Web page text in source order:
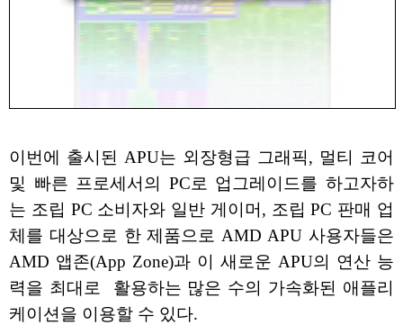
이번에 출시된 APU는 외장형급 그래픽, 멀티 코어
및 빠른 프로세서의 PC로 업그레이드를 하고자하
는 조립 PC 소비자와 일반 게이머, 조립 PC 판매 업
체를 대상으로 한 제품으로 AMD APU 사용자들은
AMD 앱존(App Zone)과 이 새로운 APU의 연산 능
력을 최대로 활용하는 많은 수의 가속화된 애플리
케이션을 이용할 수 있다.